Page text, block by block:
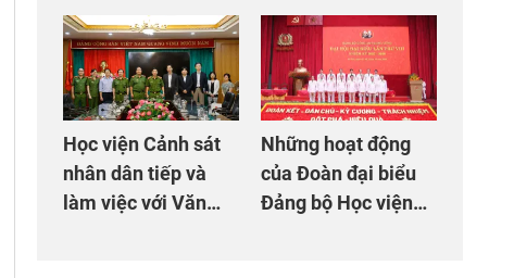
màn Trống hội chào
mừng Đại hội Đảng
giúp dân và đồng
đội
Học viện Cảnh sát
nhân dân tiếp và
làm việc với Văn
Những hoạt động
của Đoàn đại biểu
Đảng bộ Học viện